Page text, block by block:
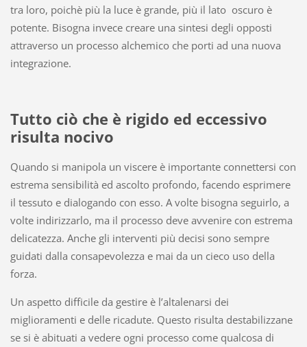
tra loro, poichè più la luce è grande, più il lato oscuro è
potente. Bisogna invece creare una sintesi degli opposti
attraverso un processo alchemico che porti ad una nuova
integrazione.
Tutto ciò che è rigido ed eccessivo
risulta nocivo
Quando si manipola un viscere è importante connettersi con
estrema sensibilità ed ascolto profondo, facendo esprimere
il tessuto e dialogando con esso. A volte bisogna seguirlo, a
volte indirizzarlo, ma il processo deve avvenire con estrema
delicatezza. Anche gli interventi più decisi sono sempre
guidati dalla consapevolezza e mai da un cieco uso della
forza.
Un aspetto difficile da gestire è l’altalenarsi dei
miglioramenti e delle ricadute. Questo risulta destabilizzane
se si è abituati a vedere ogni processo come qualcosa di